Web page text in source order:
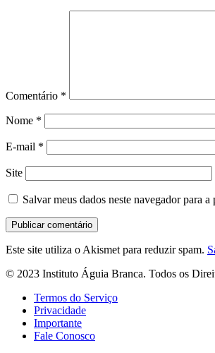
Comentário *
Nome *
E-mail *
Site
Salvar meus dados neste navegador para
Este site utiliza o Akismet para reduzir spam.
© 2023 Instituto Águia Branca. Todos os
Termos do Serviço
Privacidade
Importante
Fale Conosco